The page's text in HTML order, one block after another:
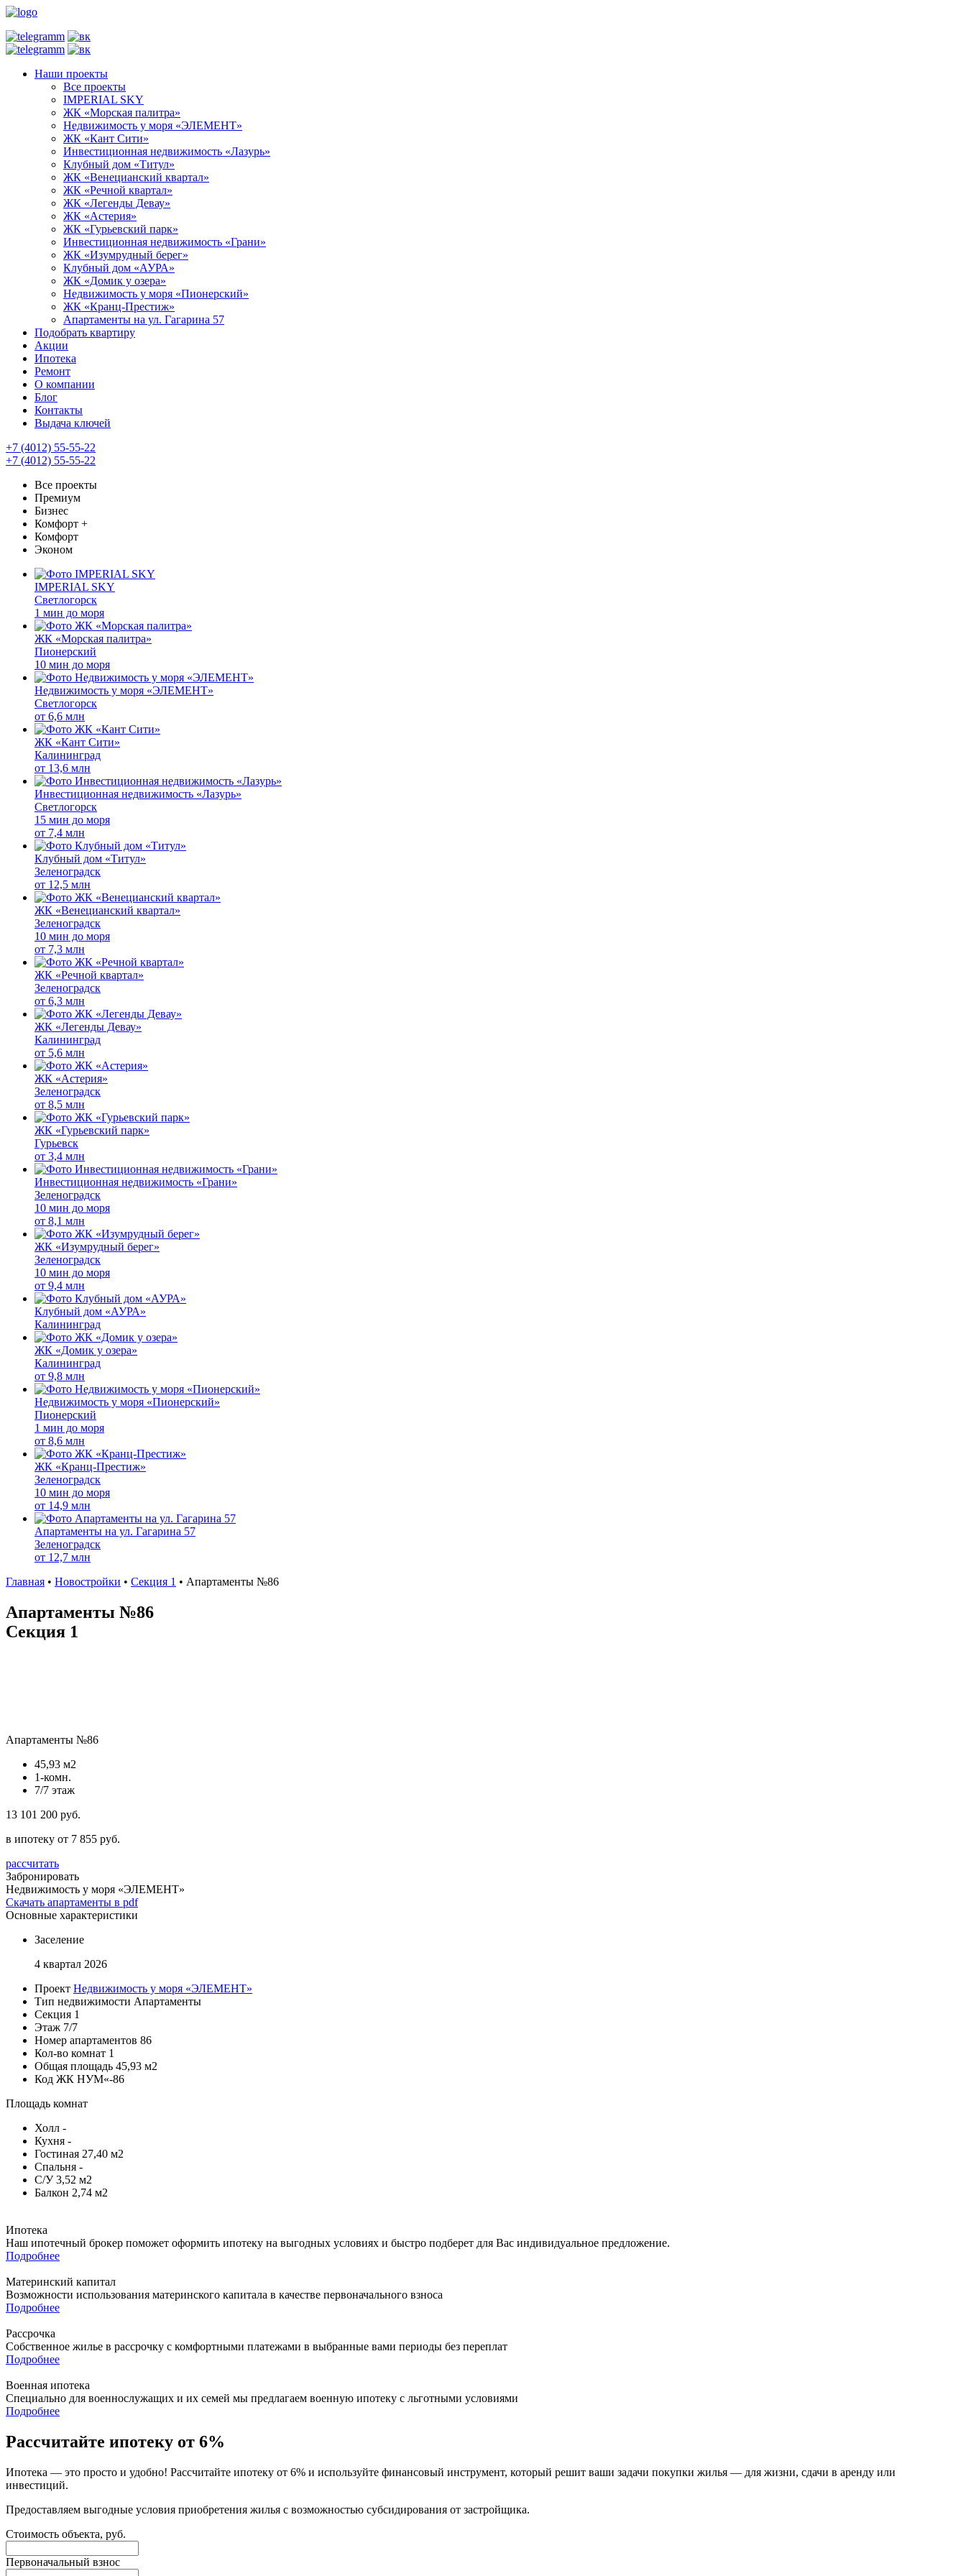
Наши проекты
Все проекты
IMPERIAL SKY
ЖК «Морская палитра»
Недвижимость у моря «ЭЛЕМЕНТ»
ЖК «Кант Сити»
Инвестиционная недвижимость «Лазурь»
Клубный дом «Титул»
ЖК «Венецианский квартал»
ЖК «Речной квартал»
ЖК «Легенды Девау»
ЖК «Астерия»
ЖК «Гурьевский парк»
Инвестиционная недвижимость «Грани»
ЖК «Изумрудный берег»
Клубный дом «АУРА»
ЖК «Домик у озера»
Недвижимость у моря «Пионерский»
ЖК «Кранц-Престиж»
Апартаменты на ул. Гагарина 57
Подобрать квартиру
Акции
Ипотека
Ремонт
О компании
Блог
Контакты
Выдача ключей
+7 (4012) 55-55-22
+7 (4012) 55-55-22
Все проекты
Премиум
Бизнес
Комфорт +
Комфорт
Эконом
IMPERIAL SKY
Светлогорск
1 мин до моря
ЖК «Морская палитра»
Пионерский
10 мин до моря
Недвижимость у моря «ЭЛЕМЕНТ»
Светлогорск
от 6,6 млн
ЖК «Кант Сити»
Калининград
от 13,6 млн
Инвестиционная недвижимость «Лазурь»
Светлогорск
15 мин до моря
от 7,4 млн
Клубный дом «Титул»
Зеленоградск
от 12,5 млн
ЖК «Венецианский квартал»
Зеленоградск
10 мин до моря
от 7,3 млн
ЖК «Речной квартал»
Зеленоградск
от 6,3 млн
ЖК «Легенды Девау»
Калининград
от 5,6 млн
ЖК «Астерия»
Зеленоградск
от 8,5 млн
ЖК «Гурьевский парк»
Гурьевск
от 3,4 млн
Инвестиционная недвижимость «Грани»
Зеленоградск
10 мин до моря
от 8,1 млн
ЖК «Изумрудный берег»
Зеленоградск
10 мин до моря
от 9,4 млн
Клубный дом «АУРА»
Калининград
ЖК «Домик у озера»
Калининград
от 9,8 млн
Недвижимость у моря «Пионерский»
Пионерский
1 мин до моря
от 8,6 млн
ЖК «Кранц-Престиж»
Зеленоградск
10 мин до моря
от 14,9 млн
Апартаменты на ул. Гагарина 57
Зеленоградск
от 12,7 млн
Главная • Новостройки • Секция 1 • Апартаменты №86
Апартаменты №86
Секция 1
Апартаменты №86
45,93 м2
1-комн.
7/7 этаж
13 101 200 руб.
в ипотеку от 7 855 руб.
рассчитать
Забронировать
Недвижимость у моря «ЭЛЕМЕНТ»
Скачать апартаменты в pdf
Основные характеристики
Заселение
4 квартал 2026
Проект Недвижимость у моря «ЭЛЕМЕНТ»
Тип недвижимости Апартаменты
Секция 1
Этаж 7/7
Номер апартаментов 86
Кол-во комнат 1
Общая площадь 45,93 м2
Код ЖК НУМ«-86
Площадь комнат
Холл -
Кухня -
Гостиная 27,40 м2
Спальня -
С/У 3,52 м2
Балкон 2,74 м2
Ипотека
Наш ипотечный брокер поможет оформить ипотеку на выгодных условиях и быстро подберет для Вас индивидуальное предложение.
Подробнее
Материнский капитал
Возможности использования материнского капитала в качестве первоначального взноса
Подробнее
Рассрочка
Собственное жилье в рассрочку с комфортными платежами в выбранные вами периоды без переплат
Подробнее
Военная ипотека
Специально для военнослужащих и их семей мы предлагаем военную ипотеку с льготными условиями
Подробнее
Рассчитайте ипотеку от 6%
Ипотека — это просто и удобно! Рассчитайте ипотеку от 6% и используйте финансовый инструмент, который решит ваши задачи покупки жилья — для жизни, сдачи в аренду или
инвестиций.
Предоставляем выгодные условия приобретения жилья с возможностью субсидирования от застройщика.
Стоимость объекта, руб.
Первоначальный взнос